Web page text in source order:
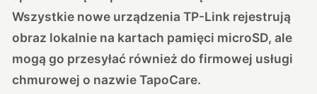
Wszystkie nowe urządzenia TP-Link rejestrują
obraz lokalnie na kartach pamięci microSD, ale
mogą go przesyłać również do firmowej usługi
chmurowej o nazwie TapoCare.